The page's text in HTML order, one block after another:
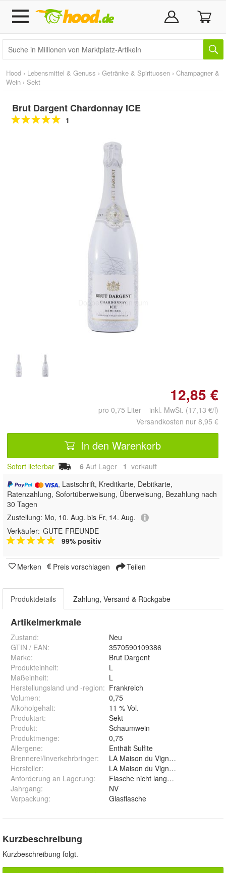
Hood › Lebensmittel & Genuss › Getränke & Spirituosen › Champagner &
Wein › Sekt
Brut Dargent Chardonnay ICE
1
Doppelt antippen zum
vergrößern
12,85 €
pro 0,75 Liter inkl. MwSt. (17,13 €/l)
Versandkosten nur 8,95 €
In den Warenkorb
Sofort lieferbar 6 Auf Lager 1 verkauft
, Lastschrift, Kreditkarte, Debitkarte,
Ratenzahlung, Sofortüberweisung, Überweisung, Bezahlung nach
30 Tagen
Zustellung: Mo, 10. Aug. bis Fr, 14. Aug.
Verkäufer: GUTE-FREUNDE
99% positiv
Merken Preis vorschlagen Teilen
Produktdetails Zahlung, Versand & Rückgabe
Artikelmerkmale
Zustand:
Neu
GTIN / EAN:
3570590109386
Marke:
Brut Dargent
Produkteinheit:
L
Maßeinheit:
L
Herstellungsland und -region: Frankreich
Volumen:
0,75
Alkoholgehalt:
11 % Vol.
Produktart:
Sekt
Produkt:
Schaumwein
Produktmenge:
0,75
Allergene:
Enthält Sulfite
Brennerei/Inverkehrbringer:
LA Maison du Vigneron Á, 39570
Hersteller:
LA Maison du Vigneron Á, 39570
Anforderung an Lagerung:
Flasche nicht lange Sonnenlicht
Jahrgang:
NV
Verpackung: Glasflasche
Kurzbeschreibung
Kurzbeschreibung folgt.